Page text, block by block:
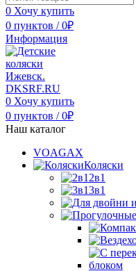
0 Хочу купить
0 пунктов / 0₽
Информация
0 Хочу купить
0 пунктов / 0₽
Наш каталог
VOAGAX
Коляски
2в1
3в1